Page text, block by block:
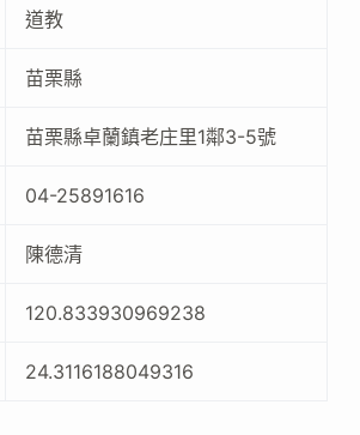
道教
苗栗縣
苗栗縣卓蘭鎮老庄里1鄰3-5號
04-25891616
陳德清
120.833930969238
24.3116188049316